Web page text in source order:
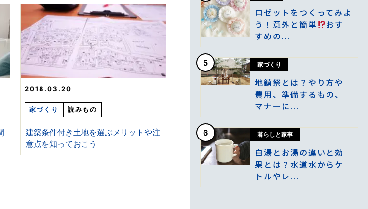
2018.03.20
家づくり 読みもの
建築条件付き土地を選ぶメリットや注
意点を知っておこう
ロゼットをつくってみよ
う！意外と簡単
おす
すめの...
5 家づくり
地鎮祭とは？やり方や
費用、準備するもの、
マナーに...
6 暮らしと家事
白湯とお湯の違いと効
果とは？水道水からケ
トルやレ...